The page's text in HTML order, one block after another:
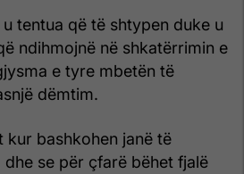
tentua që të shtypen duke u
ndihmojnë në shkatërrimin e
e tyre mbetën të
dëmtim.
kur bashkohen janë të
se për çfarë bëhet fjalë